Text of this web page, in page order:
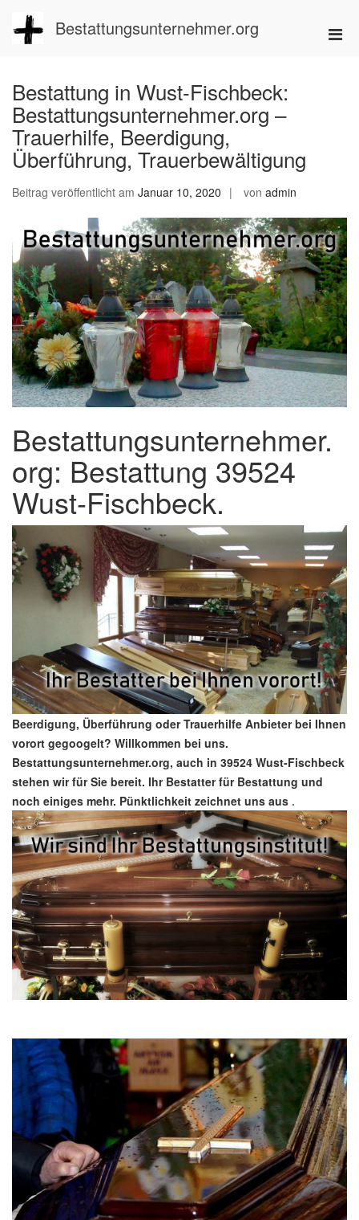
Inhalt
springen
Bestattungsunternehmer.org
Bestattung in Wust-Fischbeck:
Bestattungsunternehmer.org –
Trauerhilfe, Beerdigung,
Überführung, Trauerbewältigung
Beitrag veröffentlicht am Januar 10, 2020 von admin
Bestattungsunternehmer.
org: Bestattung 39524
Wust-Fischbeck.
Beerdigung, Überführung oder Trauerhilfe Anbieter bei Ihnen
vorort gegoogelt? Willkommen bei uns.
Bestattungsunternehmer.org, auch in 39524 Wust-Fischbeck
stehen wir für Sie bereit. Ihr Bestatter für Bestattung und
noch einiges mehr. Pünktlichkeit zeichnet uns aus .